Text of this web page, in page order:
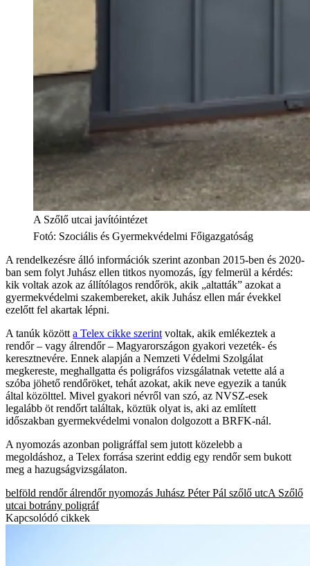
A Szőlő utcai javítóintézet
Fotó: Szociális és Gyermekvédelmi Főigazgatóság
A rendelkezésre álló információk szerint azonban 2015-ben és 2020-
ban sem folyt Juhász ellen titkos nyomozás, így felmerül a kérdés:
kik voltak azok az állítólagos rendőrök, akik „altatták” azokat a
gyermekvédelmi szakembereket, akik Juhász ellen már évekkel
ezelőtt fel akartak lépni.
A tanúk között a Telex cikke szerint voltak, akik emlékeztek a
rendőr – vagy álrendőr – Magyarországon gyakori vezeték- és
keresztnevére. Ennek alapján a Nemzeti Védelmi Szolgálat
megkereste, meghallgatta és poligráfos vizsgálatnak vetette alá a
szóba jöhető rendőröket, tehát azokat, akik neve egyezik a tanúk
által közölttel. Mivel gyakori névről van szó, az NVSZ-esek
legalább öt rendőrt találtak, köztük olyat is, aki az említett
időszakban gyermekvédelmi vonalon dolgozott a BRFK-nál.
A nyomozás azonban poligráffal sem jutott közelebb a
megoldáshoz, a Telex forrása szerint eddig egy rendőr sem bukott
meg a hazugságvizsgálaton.
belföld rendőr álrendőr nyomozás Juhász Péter Pál szőlő utcA Szőlő
utcai botrány poligráf
Kapcsolódó cikkek